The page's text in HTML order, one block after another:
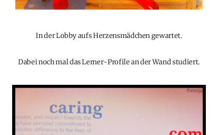
In der Lobby aufs Herzensmädchen gewartet.
Dabei noch mal das Lerner-Profile an der Wand studiert.